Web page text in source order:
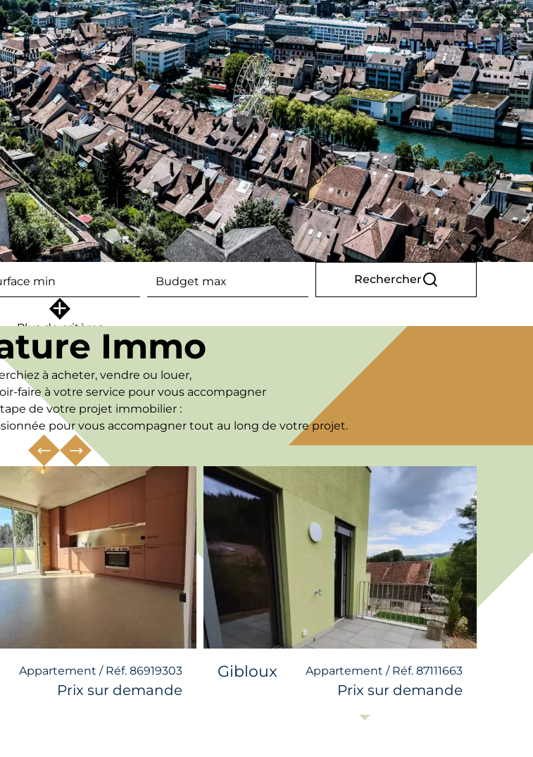
Rechercher
Plus de critèresImmo
à acheter, vendre ou louer,
faire à votre service pour vous accompagner
de votre projet immobilier :
pour vous accompagner tout au long de votre projet.
Appartement / Réf. 86919303
Prix sur demande
Gibloux Appartement / Réf. 87111663
Prix sur demande